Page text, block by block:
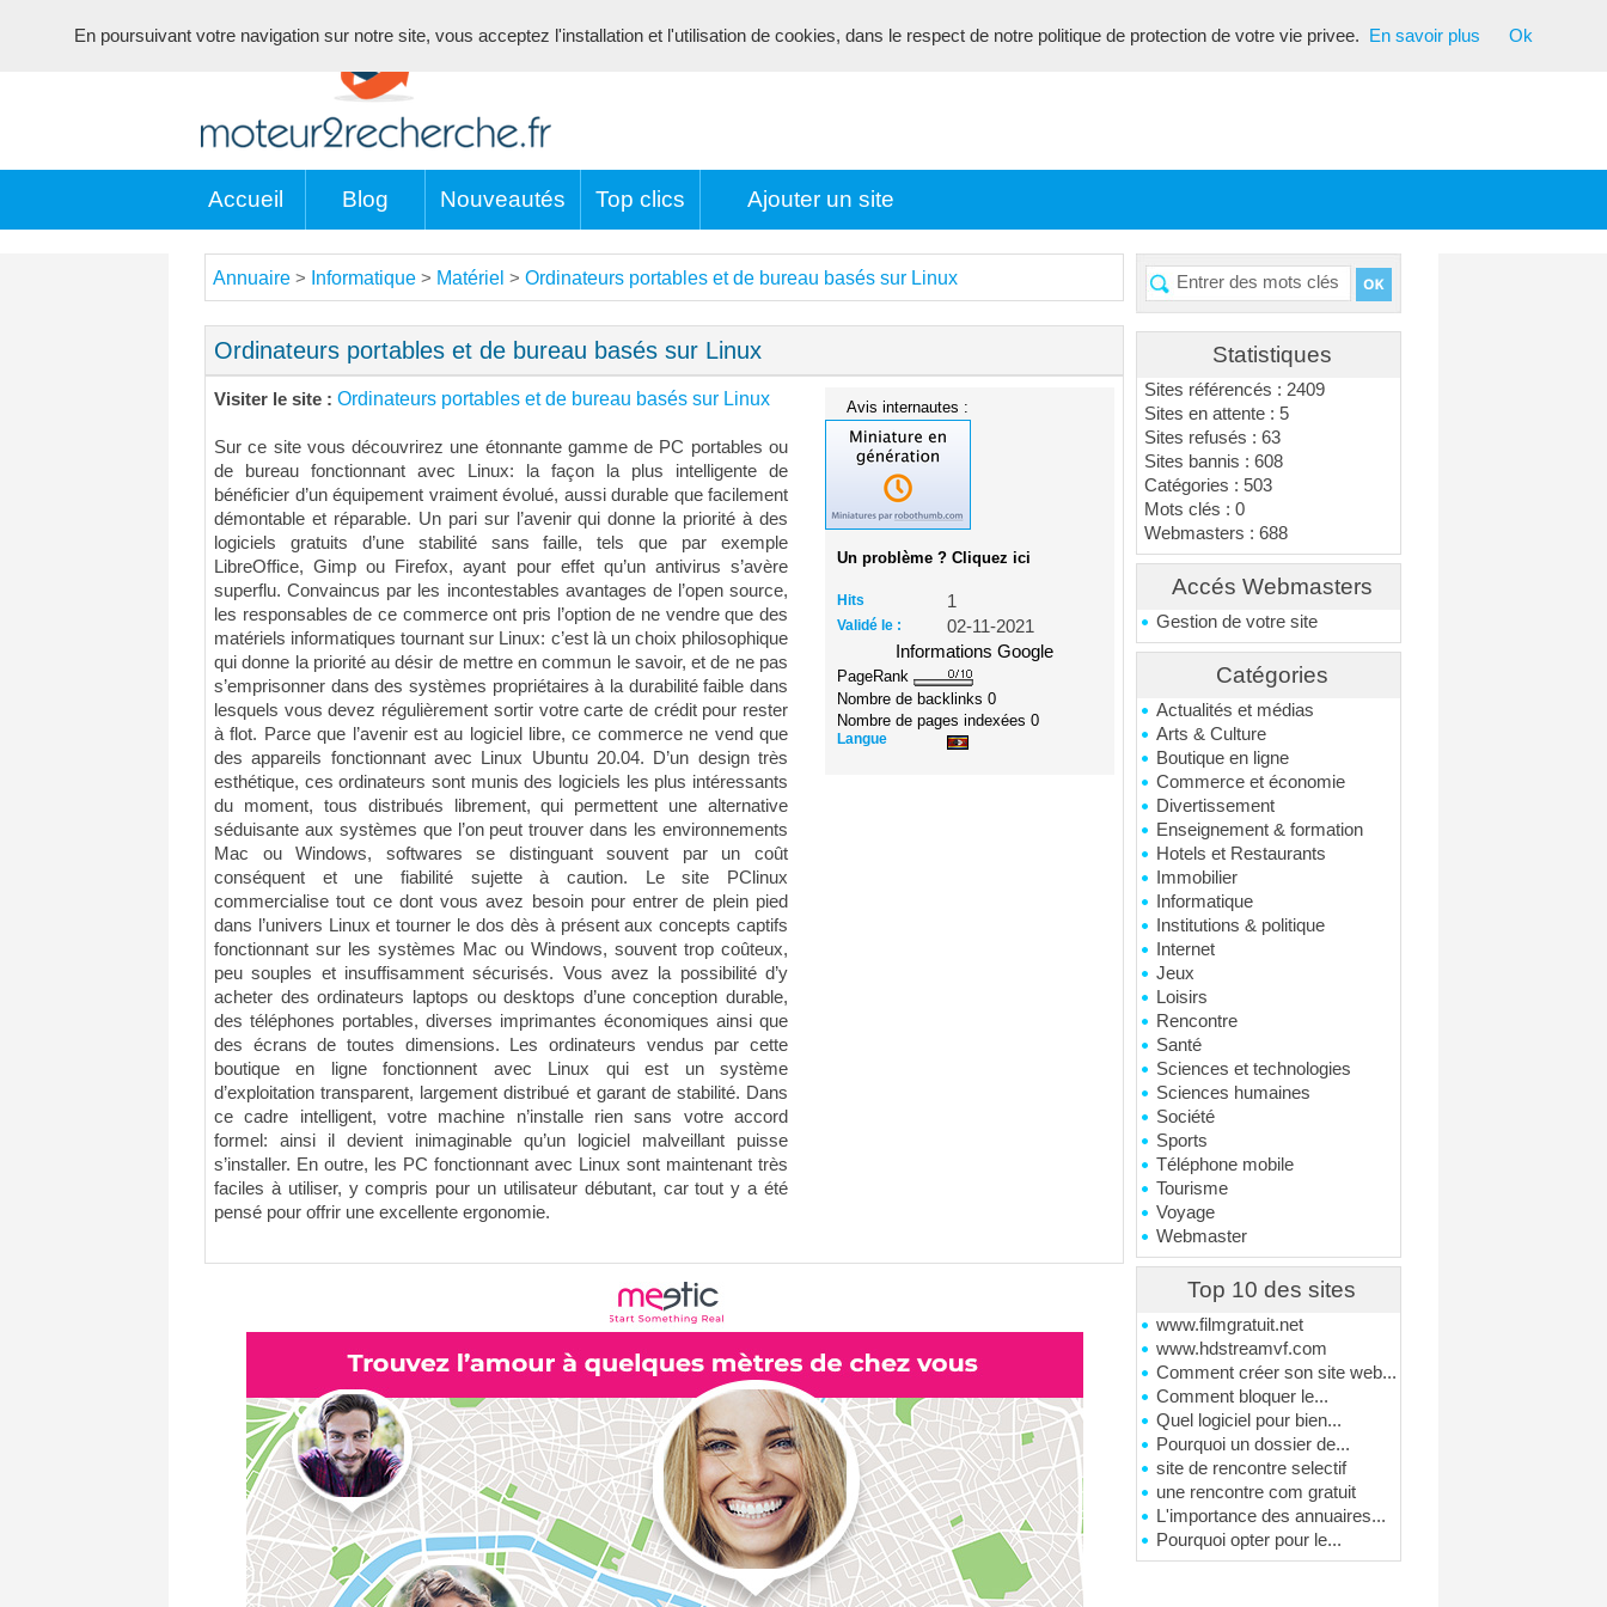
Accueil Blog Nouveautés Top clics Ajouter un site
Statistiques
Sites référencés : 2409
Sites en attente : 5
Sites refusés : 63
Sites bannis : 608
Catégories : 503
Mots clés : 0
Webmasters : 688
Accés Webmasters
Gestion de votre site
Catégories
Actualités et médias
Arts & Culture
Boutique en ligne
Commerce et économie
Divertissement
Enseignement & formation
Hotels et Restaurants
Immobilier
Informatique
Institutions & politique
Internet
Jeux
Loisirs
Rencontre
Santé
Sciences et technologies
Sciences humaines
Société
Sports
Téléphone mobile
Tourisme
Voyage
Webmaster
Top 10 des sites
www.filmgratuit.net
www.hdstreamvf.com
Comment créer son site web...
Comment bloquer le...
Quel logiciel pour bien...
Pourquoi un dossier de...
site de rencontre selectif
une rencontre com gratuit
L'importance des annuaires...
Pourquoi opter pour le...
Annuaire > Informatique > Matériel > Ordinateurs portables et de bureau basés sur Linux
Ordinateurs portables et de bureau basés sur Linux
Visiter le site : Ordinateurs portables et de bureau basés sur Linux
Sur ce site vous découvrirez une étonnante gamme de PC portables ou
de bureau fonctionnant avec Linux: la façon la plus intelligente de
bénéficier d’un équipement vraiment évolué, aussi durable que facilement
démontable et réparable. Un pari sur l’avenir qui donne la priorité à des
logiciels gratuits d’une stabilité sans faille, tels que par exemple
LibreOffice, Gimp ou Firefox, ayant pour effet qu’un antivirus s’avère
superflu. Convaincus par les incontestables avantages de l’open source,
les responsables de ce commerce ont pris l’option de ne vendre que des
matériels informatiques tournant sur Linux: c’est là un choix philosophique
qui donne la priorité au désir de mettre en commun le savoir, et de ne pas
s’emprisonner dans des systèmes propriétaires à la durabilité faible dans
lesquels vous devez régulièrement sortir votre carte de crédit pour rester
à flot. Parce que l’avenir est au logiciel libre, ce commerce ne vend que
des appareils fonctionnant avec Linux Ubuntu 20.04. D’un design très
esthétique, ces ordinateurs sont munis des logiciels les plus intéressants
du moment, tous distribués librement, qui permettent une alternative
séduisante aux systèmes que l’on peut trouver dans les environnements
Mac ou Windows, softwares se distinguant souvent par un coût
conséquent et une fiabilité sujette à caution. Le site PClinux
commercialise tout ce dont vous avez besoin pour entrer de plein pied
dans l’univers Linux et tourner le dos dès à présent aux concepts captifs
fonctionnant sur les systèmes Mac ou Windows, souvent trop coûteux,
peu souples et insuffisamment sécurisés. Vous avez la possibilité d’y
acheter des ordinateurs laptops ou desktops d’une conception durable,
des téléphones portables, diverses imprimantes économiques ainsi que
des écrans de toutes dimensions. Les ordinateurs vendus par cette
boutique en ligne fonctionnent avec Linux qui est un système
d’exploitation transparent, largement distribué et garant de stabilité. Dans
ce cadre intelligent, votre machine n’installe rien sans votre accord
formel: ainsi il devient inimaginable qu’un logiciel malveillant puisse
s’installer. En outre, les PC fonctionnant avec Linux sont maintenant très
faciles à utiliser, y compris pour un utilisateur débutant, car tout y a été
pensé pour offrir une excellente ergonomie.
Avis internautes :
Un problème ? Cliquez ici
Hits 1
Validé le :
02-11-2021
Informations Google
PageRank
Nombre de backlinks0
Nombre de pages indexées0
Langue
En poursuivant votre navigation sur notre site, vous acceptez l'installation et l'utilisation de cookies, dans le respect de notre politique de protection de votre vie privee. En savoir plus Ok